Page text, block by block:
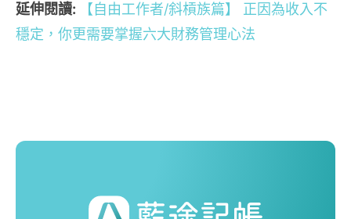
延伸閱讀:
【自由工作者/斜槓族篇】 正因為收入不
穩定，你更需要掌握六大財務管理心法